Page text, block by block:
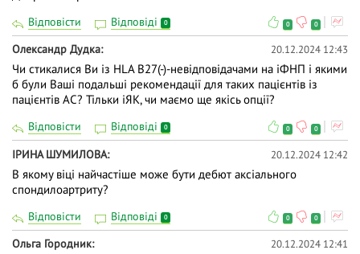
Відповісти Відповіді 0 0 0
Олександр Дудка 20.12.2024 12:43
Чи стикалися Ви із НLA B27(-)-невідповідачами на іФНП і якими
б були Ваші подальші рекомендації для таких пацієнтів із
пацієнтів АС? Тільки іЯК, чи маємо ще якісь опції?
Відповісти Відповіді 0 0 0
ІРИНА ШУМИЛОВА 20.12.2024 12:42
В якому віці найчастіше може бути дебют аксіального
спондилоартриту?
Відповісти Відповіді 0 0 0
Ольга Городник 20.12.2024 12:41